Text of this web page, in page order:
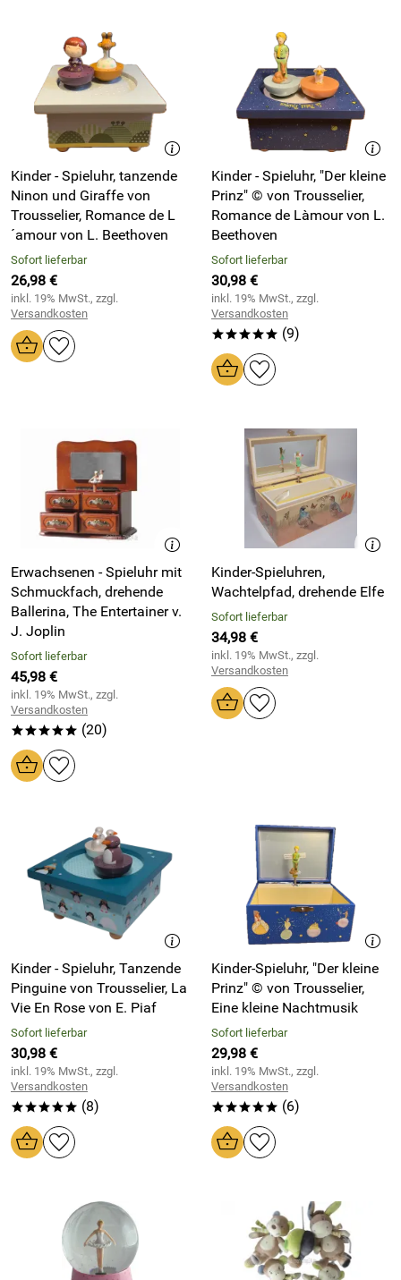
Kinder - Spieluhr, tanzende
Ninon und Giraffe von
Trousselier, Romance de L
´amour von L. Beethoven
Sofort lieferbar
26,98 €
inkl. 19% MwSt., zzgl.
Versandkosten
Kinder - Spieluhr, "Der kleine
Prinz" © von Trousselier,
Romance de Làmour von L.
Beethoven
Sofort lieferbar
30,98 €
inkl. 19% MwSt., zzgl.
Versandkosten
***** (9)
Erwachsenen - Spieluhr mit
Schmuckfach, drehende
Ballerina, The Entertainer v.
J. Joplin
Sofort lieferbar
45,98 €
inkl. 19% MwSt., zzgl.
Versandkosten
***** (20)
Kinder-Spieluhren,
Wachtelpfad, drehende Elfe
Sofort lieferbar
34,98 €
inkl. 19% MwSt., zzgl.
Versandkosten
Kinder - Spieluhr, Tanzende
Pinguine von Trousselier, La
Vie En Rose von E. Piaf
Sofort lieferbar
30,98 €
inkl. 19% MwSt., zzgl.
Versandkosten
***** (8)
Kinder-Spieluhr, "Der kleine
Prinz" © von Trousselier,
Eine kleine Nachtmusik
Sofort lieferbar
29,98 €
inkl. 19% MwSt., zzgl.
Versandkosten
***** (6)